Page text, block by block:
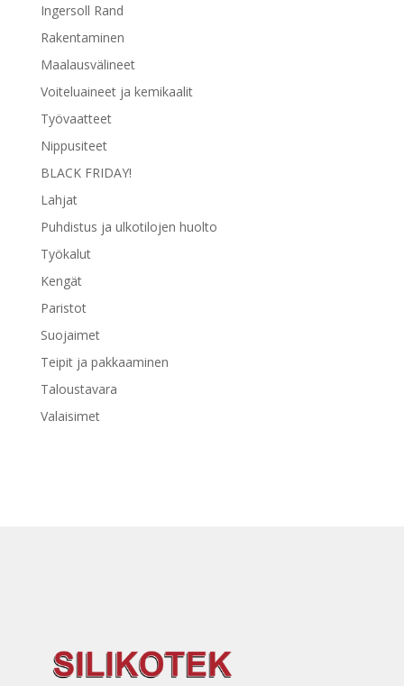
Ingersoll Rand
Rakentaminen
Maalausvälineet
Voiteluaineet ja kemikaalit
Työvaatteet
Nippusiteet
BLACK FRIDAY!
Lahjat
Puhdistus ja ulkotilojen huolto
Työkalut
Kengät
Paristot
Suojaimet
Teipit ja pakkaaminen
Taloustavara
Valaisimet